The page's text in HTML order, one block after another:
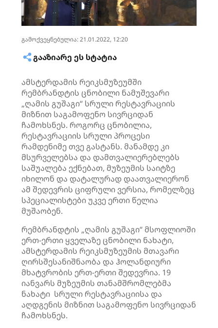
გამოქვეყნებულია: 21.01.2022, 12:20
ᲒᲐᲐᲖᲘᲐᲠᲔ ᲔᲡ ᲡᲢᲐᲢᲘᲐ
ამსტერდამის რეიკსმუზეუმში
რემბრანდტის ცნობილი ნამუშევარი
„ღამის გუშაგი“ სრული რესტავრაციის
მიზნით საგამოფენო სივრციდან
ჩამოხსნეს. როგორც ცნობილია,
რესტავრაციის სრული პროცესი
რამდენიმე თვე გასტანს. მანამდე კი
მსურველებსა და დამთვალიერებლებს
საშუალება ექნებათ, მუზეუმის საიტზე
იხილონ და დატალურად დაათვალიერონ
ამ შედევრის ციფრული ვერსია, რომელზეც
სპეციალისტები უკვე ერთი წელია
მუშაობენ.
რემბრანდტის „ღამის გუშაგი“ მსოფლიოში
ერთ-ერთი ყველაზე ცნობილი ნახატი,
ამსტერდამის რეიკსმუზეუმის მთავარი
ღირსშესანიშნაობა და ჰოლანდიური
მხატვრობის ერთ-ერთი შედევრია. 19
იანვარს მუზეუმის თანამშრომლებმა
ნახატი სრული რესტავრაციისა და
აღდგენის მიზნით საგამოფენო სივრციდან
ჩამოხსნეს.